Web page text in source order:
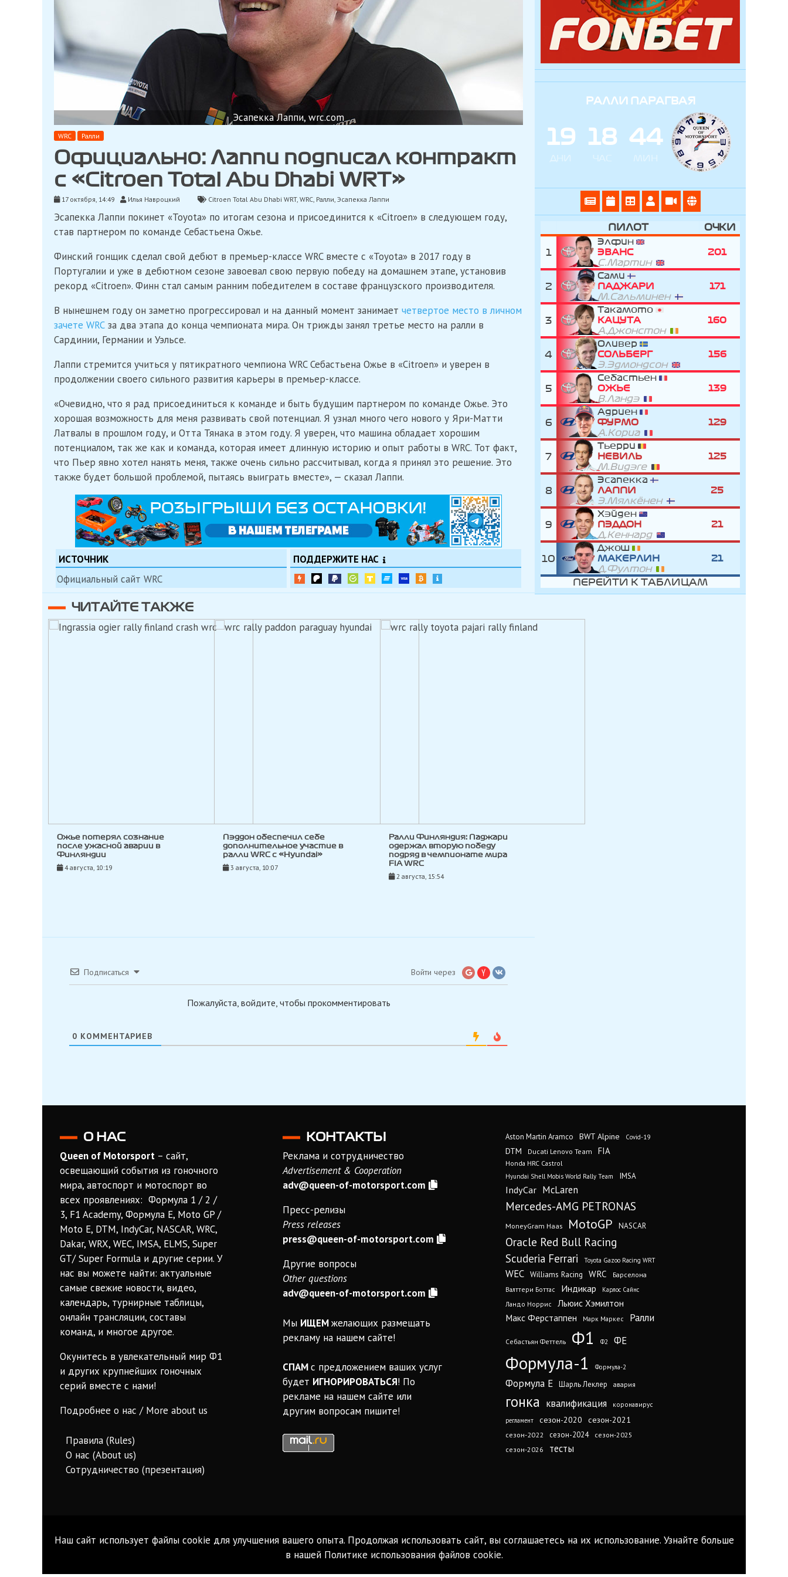
Эсапекка Лаппи, wrc.com
WRC Ралли
Официально: Лаппи подписал контракт
с «Citroen Total Abu Dhabi WRT»
17 октября, 14:49 Илья Навроцкий Citroen Total Abu Dhabi WRT, WRC, Ралли, Эсапекка Лаппи
Эсапекка Лаппи покинет «Toyota» по итогам сезона и присоединится к «Citroen» в следующем году,
став партнером по команде Себастьена Ожье.
Финский гонщик сделал свой дебют в премьер-классе WRC вместе с «Toyota» в 2017 году в
Португалии и уже в дебютном сезоне завоевал свою первую победу на домашнем этапе, установив
рекорд «Citroen». Финн стал самым ранним победителем в составе французского производителя.
В нынешнем году он заметно прогрессировал и на данный момент занимает четвертое место в личном
зачете WRC за два этапа до конца чемпионата мира. Он трижды занял третье место на ралли в
Сардинии, Германии и Уэльсе.
Лаппи стремится учиться у пятикратного чемпиона WRC Себастьена Ожье в «Citroen» и уверен в
продолжении своего сильного развития карьеры в премьер-классе.
«Очевидно, что я рад присоединиться к команде и быть будущим партнером по команде Ожье. Это
хорошая возможность для меня развивать свой потенциал. Я узнал много чего нового у Яри-Матти
Латвалы в прошлом году, и Отта Тянака в этом году. Я уверен, что машина обладает хорошим
потенциалом, так же как и команда, которая имеет длинную историю и опыт работы в WRC. Тот факт,
что Пьер явно хотел нанять меня, также очень сильно рассчитывал, когда я принял это решение. Это
также будет большой проблемой, пытаясь выиграть вместе», — сказал Лаппи.
ИСТОЧНИК
Официальный сайт WRC
ПОДДЕРЖИТЕ НАС
ЧИТАЙТЕ ТАКЖЕ
Ожье потерял сознание
после ужасной аварии в
Финляндии
4 августа, 10:19
Пэддон обеспечил себе
дополнительное участие в
ралли WRC с «Hyundai»
3 августа, 10:07
Ралли Финляндия: Паджари
одержал вторую победу
подряд в чемпионате мира
FIA WRC
2 августа, 15:54
Подписаться Войти через
Пожалуйста, войдите, чтобы прокомментировать
0 КОММЕНТАРИЕВ
РАЛЛИ ПАРАГВАЯ
19
ДНИ
18
ЧАС
44
МИН
ПИЛОТ ОЧКИ
1
Элфин
ЭВАНС
С.Мартин
201
2
Сами
ПАДЖАРИ
М.Сальминен
171
3
Такамото
КАЦУТА
А.Джонстон
160
4
Оливер
СОЛЬБЕРГ
Э.Эдмондсон
156
5
Себастьен
ОЖЬЕ
В.Ландэ
139
6
Адриен
ФУРМО
А.Кориа
129
7
Тьерри
НЕВИЛЬ
М.Видэге
125
8
Эсапекка
ЛАППИ
Э.Мялкёнен
25
9
Хэйден
ПЭДДОН
Д.Кеннард
21
10
Джош
МАКЕРЛИН
Д.Фултон
21
ПЕРЕЙТИ К ТАБЛИЦАМ
О НАС
Queen of Motorsport – сайт,
освещающий события из гоночного
мира, автоспорт и мотоспорт во
всех проявлениях: Формула 1 / 2 /
3, F1 Academy, Формула Е, Moto GP /
Moto E, DTM, IndyCar, NASCAR, WRC,
Dakar, WRX, WEC, IMSA, ELMS, Super
GT/ Super Formula и другие серии. У
нас вы можете найти: актуальные
самые свежие новости, видео,
календарь, турнирные таблицы,
онлайн трансляции, составы
команд, и многое другое.
Окунитесь в увлекательный мир Ф1
и других крупнейших гоночных
серий вместе с нами!
Подробнее о нас / More about us
Правила (Rules)
О нас (About us)
Сотрудничество (презентация)
КОНТАКТЫ
Реклама и сотрудничество
Advertisement & Cooperation
adv@queen-of-motorsport.com
Пресс-релизы
Press releases
press@queen-of-motorsport.com
Другие вопросы
Other questions
adv@queen-of-motorsport.com
Мы ИЩЕМжелающих размещать
рекламу на нашем сайте!
СПАМс предложением ваших услуг
будет ИГНОРИРОВАТЬСЯ! По
рекламе на нашем сайте или
другим вопросам пишите!
Aston Martin Aramco BWT Alpine Covid-19
DTM Ducati Lenovo Team FIA
Honda HRC Castrol
Hyundai Shell Mobis World Rally Team IMSA
IndyCar McLaren
Mercedes-AMG PETRONAS
MoneyGram Haas MotoGP NASCAR
Oracle Red Bull Racing
Scuderia Ferrari Toyota Gazoo Racing WRT
WEC Williams Racing WRC
Барселона
Валттери Боттас
Индикар Карлос Сайнс
Ландо Норрис
Льюис Хэмилтон
Макс Ферстаппен
Марк Маркес Ралли
Себастьян Феттель Ф1 Ф2 ФЕ
Формула-1 Формула-2
Формула Е Шарль Леклер авария
гонка квалификация коронавирус
регламент сезон-2020 сезон-2021
сезон-2022 сезон-2024
сезон-2025
сезон-2026
тесты
Наш сайт использует файлы cookie для улучшения вашего опыта. Продолжая использовать сайт, вы соглашаетесь на их использование. Узнайте больше
в нашей Политике использования файлов cookie.